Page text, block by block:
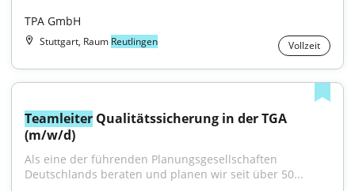
TPA GmbH
Stuttgart, Raum Reutlingen Vollzeit
Teamleiter Qualitätssicherung in der TGA
(m/w/d)
Als eine der führenden Planungsgesellschaften
Deutschlands beraten und planen wir seit über 50...